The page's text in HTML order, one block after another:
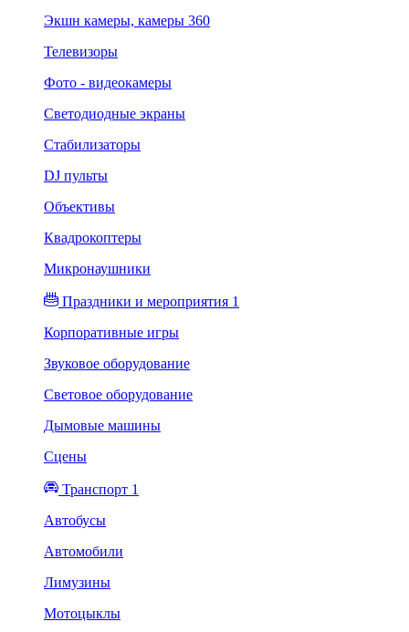
Экшн камеры, камеры 360
Телевизоры
Фото - видеокамеры
Светодиодные экраны
Стабилизаторы
DJ пульты
Объективы
Квадрокоптеры
Микронаушники
Праздники и мероприятия 1
Корпоративные игры
Звуковое оборудование
Световое оборудование
Дымовые машины
Сцены
Транспорт 1
Автобусы
Автомобили
Лимузины
Мотоцыклы